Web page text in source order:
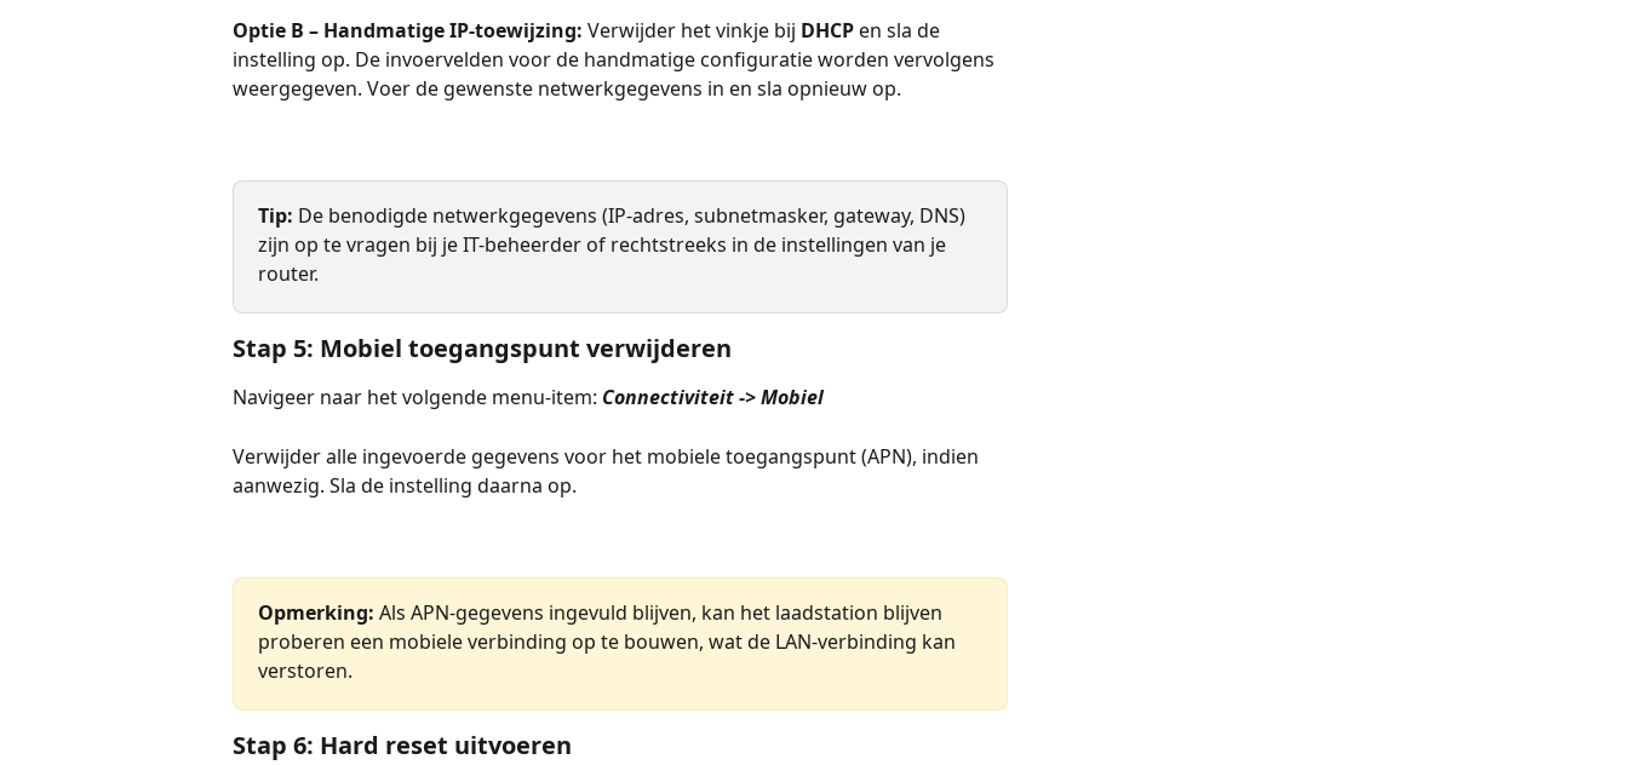
Optie B – Handmatige IP-toewijzing: Verwijder het vinkje bij DHCP en sla de
instelling op. De invoervelden voor de handmatige configuratie worden vervolgens
weergegeven. Voer de gewenste netwerkgegevens in en sla opnieuw op.
Tip: De benodigde netwerkgegevens (IP-adres, subnetmasker, gateway, DNS)
zijn op te vragen bij je IT-beheerder of rechtstreeks in de instellingen van je
router.
Stap 5: Mobiel toegangspunt verwijderen
Navigeer naar het volgende menu-item: Connectiviteit -> Mobiel
Verwijder alle ingevoerde gegevens voor het mobiele toegangspunt (APN), indien
aanwezig. Sla de instelling daarna op.
Opmerking: Als APN-gegevens ingevuld blijven, kan het laadstation blijven
proberen een mobiele verbinding op te bouwen, wat de LAN-verbinding kan
verstoren.
Stap 6: Hard reset uitvoeren